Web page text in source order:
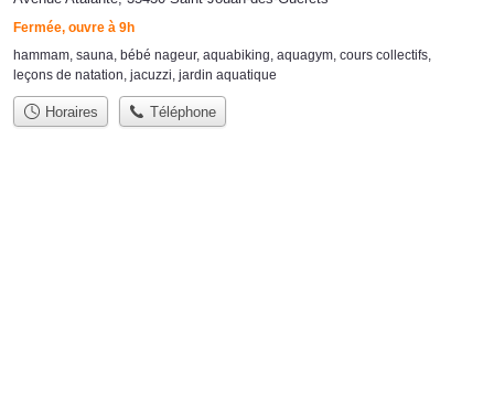
Fermée, ouvre à 9h
hammam, sauna, bébé nageur, aquabiking, aquagym, cours collectifs,
leçons de natation, jacuzzi, jardin aquatique
Horaires Téléphone